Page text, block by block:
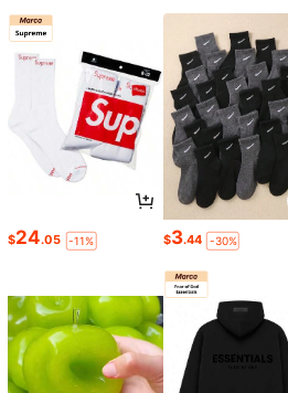
$24.05 -11% $3.44 -30%